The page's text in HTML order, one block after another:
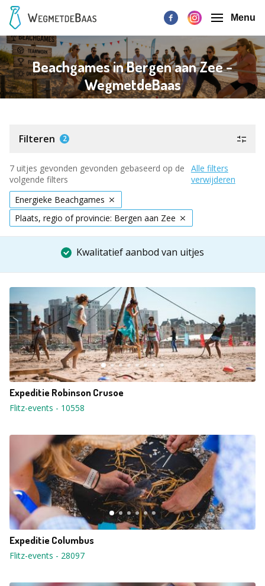
Menu
Beachgames in Bergen aan Zee -
WegmetdeBaas
Filteren 2
7 uitjes gevonden gevonden gebaseerd op de
volgende filters
Alle filters
verwijderen
Energieke Beachgames
Plaats, regio of provincie: Bergen aan Zee
Kwalitatief aanbod van uitjes
Expeditie Robinson Crusoe
Flitz-events - 10558
Expeditie Columbus
Flitz-events - 28097